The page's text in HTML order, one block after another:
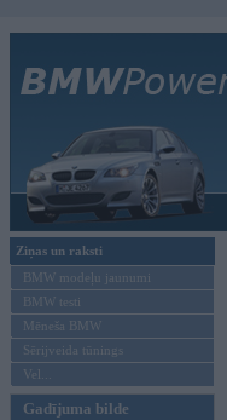
Ziņas un raksti
BMW modeļu jaunumi
BMW testi
Mēneša BMW
Sērijveida tūnings
Vel...
Gadījuma bilde